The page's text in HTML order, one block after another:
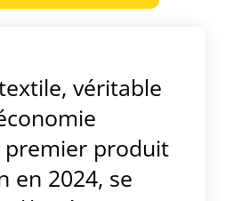
véritable
premier produit
en 2024, se